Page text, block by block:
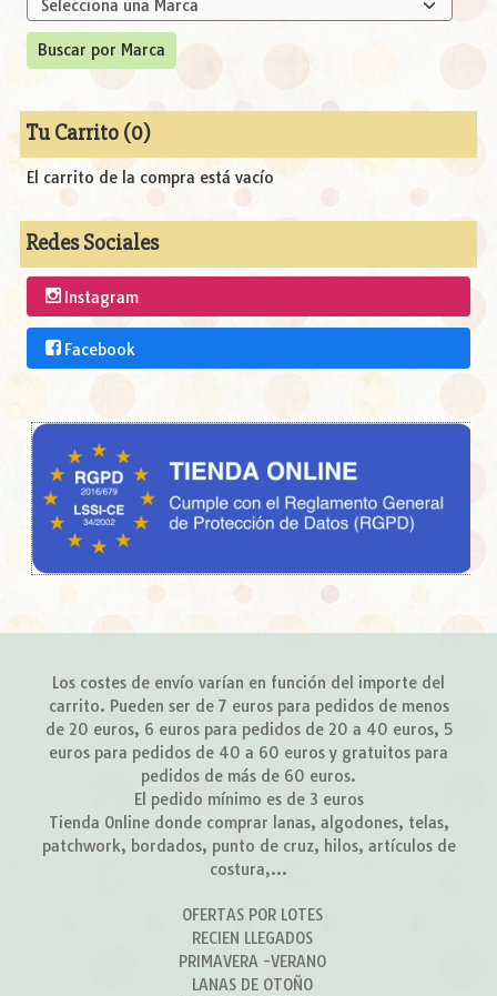
Tu Carrito (0)
El carrito de la compra está vacío
Redes Sociales
Instagram
Facebook
Los costes de envío varían en función del importe del
carrito. Pueden ser de 7 euros para pedidos de menos
de 20 euros, 6 euros para pedidos de 20 a 40 euros, 5
euros para pedidos de 40 a 60 euros y gratuitos para
pedidos de más de 60 euros.
El pedido mínimo es de 3 euros
Tienda Online donde comprar lanas, algodones, telas,
patchwork, bordados, punto de cruz, hilos, artículos de
costura,...
OFERTAS POR LOTES
RECIEN LLEGADOS
PRIMAVERA -VERANO
LANAS DE OTOÑO